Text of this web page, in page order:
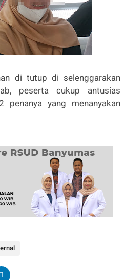
di tutup di selenggarakan
peserta cukup antusias
penanya yang menanyakan